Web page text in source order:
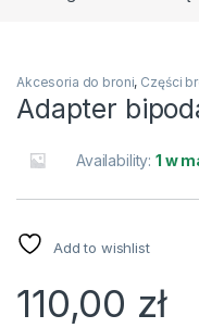
Akcesoria do broni, Części
Adapter
Availability:1 w
Add to wishlist
110,00 zł